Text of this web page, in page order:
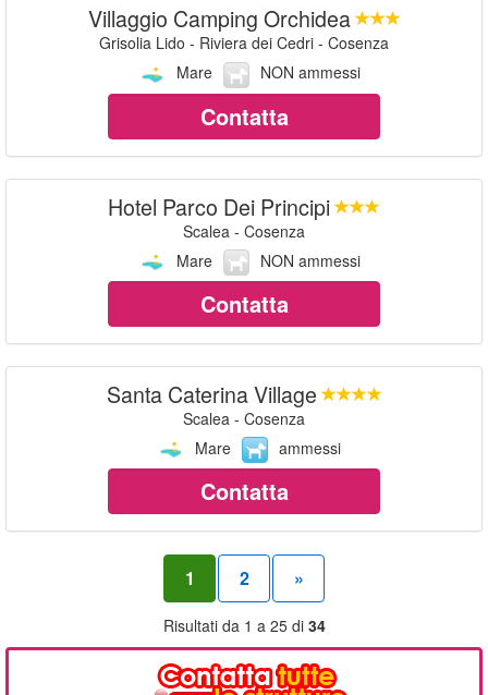
Villaggio Camping Orchidea
Grisolia Lido - Riviera dei Cedri - Cosenza
Mare
NON ammessi
Contatta
Hotel Parco Dei Principi
Scalea - Cosenza
Mare
NON ammessi
Contatta
Santa Caterina Village
Scalea - Cosenza
Mare
ammessi
Contatta
1 2 »
Risultati da 1 a 25 di 34